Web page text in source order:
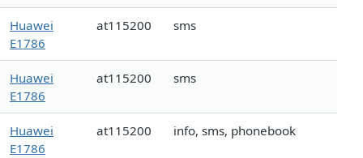
Huawei
E1786
at115200 sms
Huawei
E1786
at115200 sms
Huawei
E1786
at115200 info, sms, phonebook